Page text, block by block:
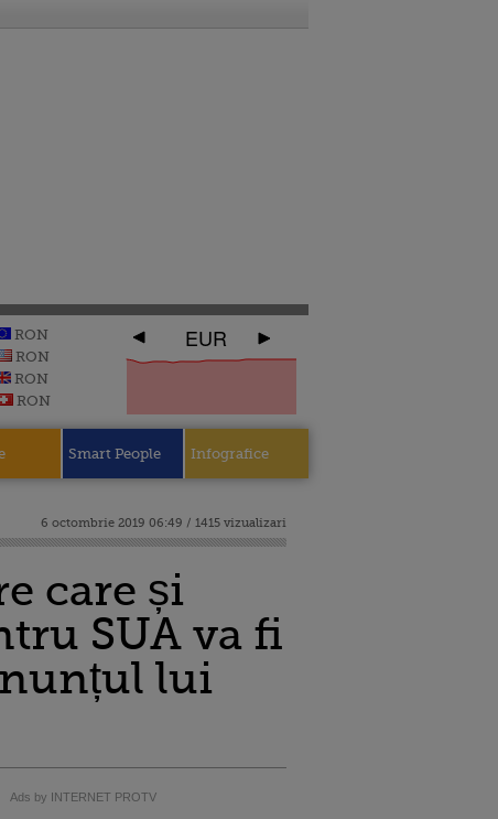
RON
RON
RON
RON
EUR
Smart People Infografice
6 octombrie 2019 06:49 / 1415 vizualizari
care și
SUA va fi
lui
Ads by INTERNET PROTV